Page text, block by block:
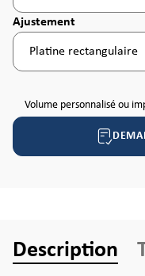
Sélectionnez
Ajustement
Platine rectangulaire
Volume personnalisé ou
Description